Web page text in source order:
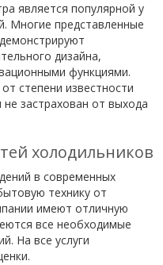
является популярной у
Многие представленные
дизайна,
функциями.
степени известности
застрахован от выхода
холодильников
в современных
технику от
имеют отличную
все необходимые
На все услуги